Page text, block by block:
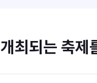
개최되는 축제